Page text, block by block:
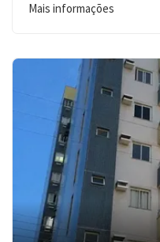
Mais informações